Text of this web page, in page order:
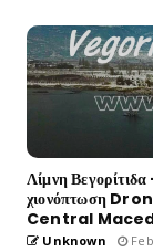
Λίμνη
χιονόπτωση
Central
Unknown